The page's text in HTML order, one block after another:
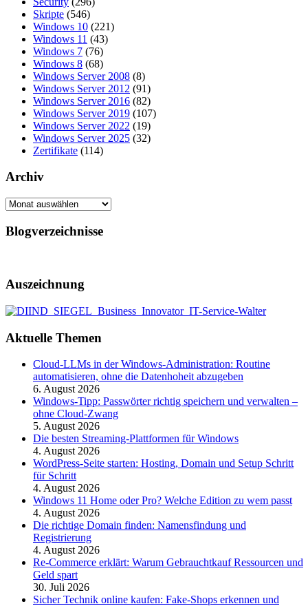
Skripte (546)
Windows 10 (221)
Windows 11 (43)
Windows 7 (76)
Windows 8 (68)
Windows Server 2008 (8)
Windows Server 2012 (91)
Windows Server 2016 (82)
Windows Server 2019 (107)
Windows Server 2022 (19)
Windows Server 2025 (32)
Zertifikate (114)
Archiv
Archiv
Blogverzeichnisse
Auszeichnung
Aktuelle Themen
Cloud-LLMs in der Windows-Administration: Routine
automatisieren, ohne die Datenhoheit abzugeben
6. August 2026
Windows-Tipp: Passwörter richtig speichern und verwalten –
ohne Cloud-Zwang
5. August 2026
Die besten Streaming-Plattformen für Windows
4. August 2026
WordPress-Seite starten: Hosting, Domain und Setup Schritt
für Schritt
4. August 2026
Windows 11 Home oder Pro? Welche Edition zu wem passt
4. August 2026
Die richtige Domain finden: Namensfindung und
Registrierung
4. August 2026
Re-Commerce erklärt: Warum Gebrauchtkauf Ressourcen und
Geld spart
30. Juli 2026
Sicher Technik online kaufen: Fake-Shops erkennen und